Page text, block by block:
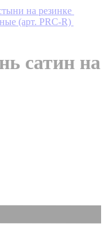
на резинке
(арт. PRC-R)
сатин на